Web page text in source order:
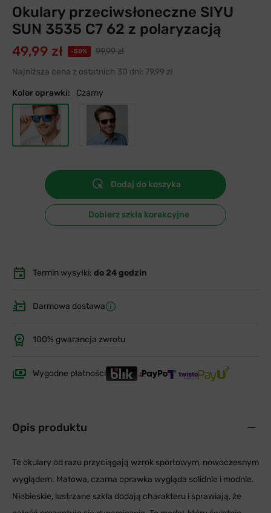
Okulary przeciwsłoneczne SIYU
SUN 3535 C7 62 z polaryzacją
49,99 zł -50%
99,99 zł
Najniższa cena z ostatnich 30 dni: 79,99 zł
Kolor oprawki: Czarny
Dodaj do koszyka
Dobierz szkła korekcyjne
Termin wysyłki: do 24 godzin
Darmowa dostawa
100% gwarancja zwrotu
Wygodne płatności
Opis produktu
Te okulary od razu przyciągają wzrok sportowym, nowoczesnym
wyglądem. Matowa, czarna oprawka wygląda solidnie i modnie.
Niebieskie, lustrzane szkła dodają charakteru i sprawiają, że